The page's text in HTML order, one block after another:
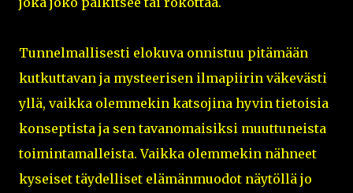
Tunnelmallisesti elokuva onnistuu pitämään
kutkuttavan ja mysteerisen ilmapiirin väkevästi
yllä, vaikka olemmekin katsojina hyvin tietoisia
konseptista ja sen tavanomaisiksi muuttuneista
toimintamalleista. Vaikka olemmekin nähneet
kyseiset täydelliset elämänmuodot näytöllä jo